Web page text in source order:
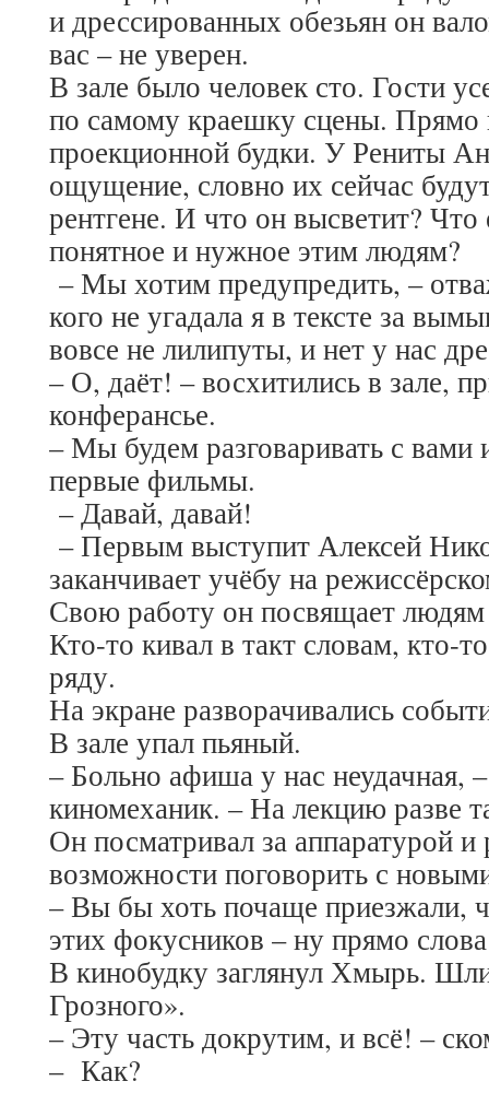
и дрессированных обезьян он
вас – не уверен.
В зале было человек сто. Гости
по самому краешку сцены. Прямо
проекционной будки. У Рениты
ощущение, словно их сейчас
рентгене. И что он высветит?
понятное и нужное этим людям?
– Мы хотим предупредить, –
кого не угадала я в тексте за
вовсе не лилипуты, и нет у нас
– О, даёт! – восхитились в зале,
конферансье.
– Мы будем разговаривать с вами
первые фильмы.
– Давай, давай!
– Первым выступит Алексей
заканчивает учёбу на
Свою работу он посвящает людям
Кто-то кивал в такт словам, кто-
ряду.
На экране разворачивались
В зале упал пьяный.
– Больно афиша у нас неудачная,
киномеханик. – На лекцию разве
Он посматривал за аппаратурой и
возможности поговорить с
– Вы бы хоть почаще приезжали,
этих фокусников – ну прямо
В кинобудку заглянул Хмырь.
Грозного».
– Эту часть докрутим, и всё! –
– Как?